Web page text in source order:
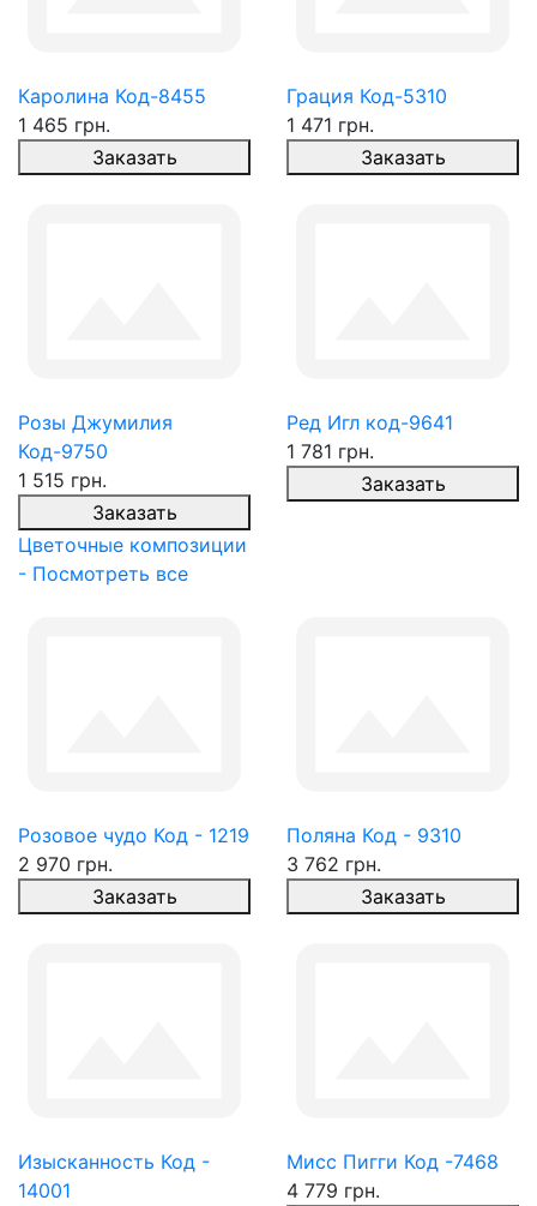
Каролина Код-8455
1 465 грн.
Заказать
Грация Код-5310
1 471 грн.
Заказать
Розы Джумилия
Код-9750
1 515 грн.
Заказать
Ред Игл код-9641
1 781 грн.
Заказать
Цветочные композиции
- Посмотреть все
Розовое чудо Код - 1219
2 970 грн.
Заказать
Поляна Код - 9310
3 762 грн.
Заказать
Изысканность Код -
14001
Мисс Пигги Код -7468
4 779 грн.